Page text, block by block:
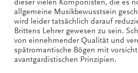
dieser vielen Komponisten, die es
allgemeine Musikbewusstsein
wird leider tatsächlich darauf
Brittens Lehrer gewesen zu sein.
von einnehmender Qualität und
spätromantische Bögen mit
avantgardistischen Prinzipien.